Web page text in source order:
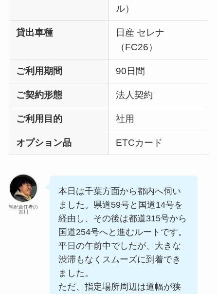
ル）
貸出車種
日産 セレナ
（FC26）
ご利用期間 90日間
ご契約形態 法人契約
ご利用目的 社用
オプション品 ETCカード
宅配責任者の
吉川
本日は千葉方面から都内へ伺い
ました。県道59号と国道14号を
経由し、その後は都道315号から
国道254号へと進むルートです。
平日の午前中でしたが、大きな
渋滞もなくスムーズに到着でき
ました。
ただ、指定場所周辺は道幅が狭